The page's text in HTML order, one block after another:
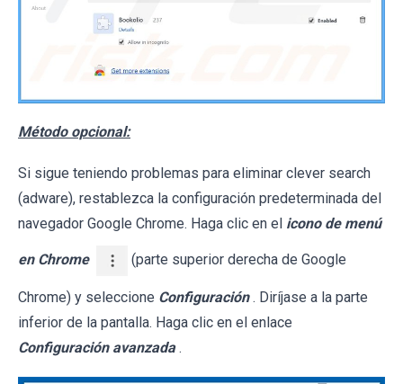
Método opcional:
Si sigue teniendo problemas para eliminar clever search
(adware), restablezca la configuración predeterminada del
navegador Google Chrome. Haga clic en el icono de menú
en Chrome (parte superior derecha de Google
Chrome) y seleccione Configuración . Diríjase a la parte
inferior de la pantalla. Haga clic en el enlace
Configuración avanzada .